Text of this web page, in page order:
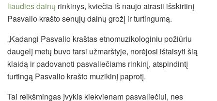
liaudies dainų rinkinys, kviečia iš naujo atrasti išskirtinį
Pasvalio krašto senųjų dainų grožį ir turtingumą.
„Kadangi Pasvalio kraštas etnomuzikologiniu požiūriu
daugelį metų buvo tarsi užmarštyje, norėjosi ištaisyti šią
klaidą ir padovanoti pasvaliečiams rinkinį, atspindintį
turtingą Pasvalio krašto muzikinį paprotį.
Tai reikšmingas įvykis kiekvienam pasvaliečiui, nes